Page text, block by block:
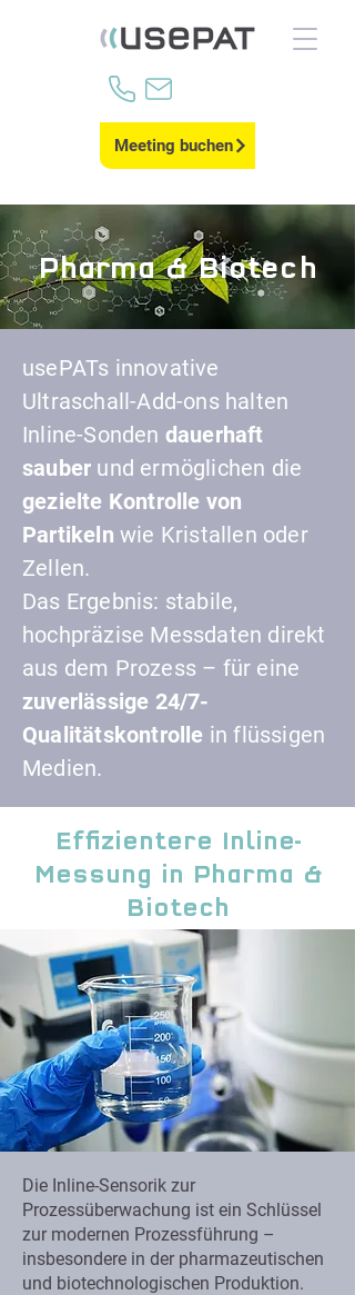
Meeting buchen
Pharma & Biotech
usePATs innovative
Ultraschall-Add-ons halten
Inline-Sonden dauerhaft
sauber und ermöglichen die
gezielte Kontrolle von
Partikeln wie Kristallen oder
Zellen.
Das Ergebnis: stabile,
hochpräzise Messdaten direkt
aus dem Prozess – für eine
zuverlässige 24/7-
Qualitätskontrolle in flüssigen
Medien.
Effizientere Inline-
Messung in Pharma &
Biotech
Die Inline-Sensorik zur
Prozessüberwachung ist ein Schlüssel
zur modernen Prozessführung –
insbesondere in der pharmazeutischen
und biotechnologischen Produktion.